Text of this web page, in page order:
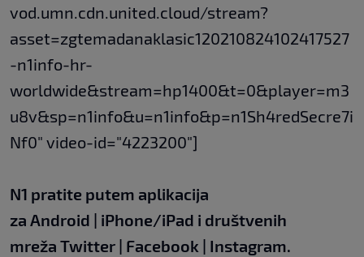
vod.umn.cdn.united.cloud/stream?
asset=zgtemadanaklasic120210824102417527
-n1info-hr-
worldwide&stream=hp1400&t=0&player=m3
u8v&sp=n1info&u=n1info&p=n1Sh4redSecre7i
Nf0" video-id="4223200"]
N1 pratite putem aplikacija
za Android | iPhone/iPad i društvenih
mreža Twitter | Facebook | Instagram.